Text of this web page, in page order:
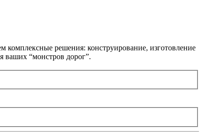
комплексные решения: конструирование, изготовление
ваших “монстров дорог”.